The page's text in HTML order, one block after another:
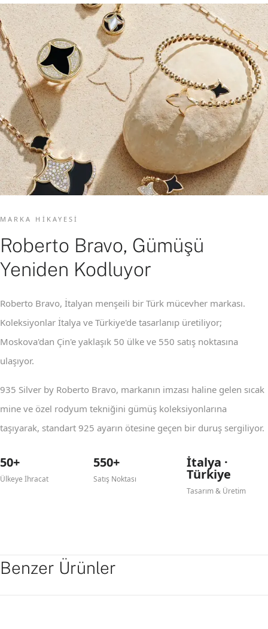
MARKA HIKAYESI
Roberto Bravo, Gümüşü
Yeniden Kodluyor
Roberto Bravo, İtalyan menşeili bir Türk mücevher markası.
Koleksiyonlar İtalya ve Türkiye'de tasarlanıp üretiliyor;
Moskova'dan Çin'e yaklaşık 50 ülke ve 550 satış noktasına
ulaşıyor.
935 Silver by Roberto Bravo, markanın imzası haline gelen sıcak
mine ve özel rodyum tekniğini gümüş koleksiyonlarına
taşıyarak, standart 925 ayarın ötesine geçen bir duruş sergiliyor.
50+
Ülkeye İhracat
550+
Satış Noktası
İtalya ·
Türkiye
Tasarım & Üretim
Benzer Ürünler